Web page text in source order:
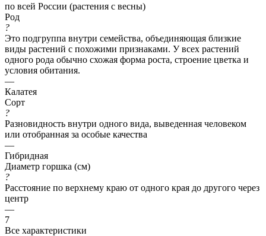
по всей России (растения с весны)
Род
?
Это подгруппа внутри семейства, объединяющая близкие
виды растений с похожими признаками. У всех растений
одного рода обычно схожая форма роста, строение цветка и
условия обитания.
—
Калатея
Сорт
?
Разновидность внутри одного вида, выведенная человеком
или отобранная за особые качества
—
Гибридная
Диаметр горшка (см)
?
Расстояние по верхнему краю от одного края до другого через
центр
—
7
Все характеристики